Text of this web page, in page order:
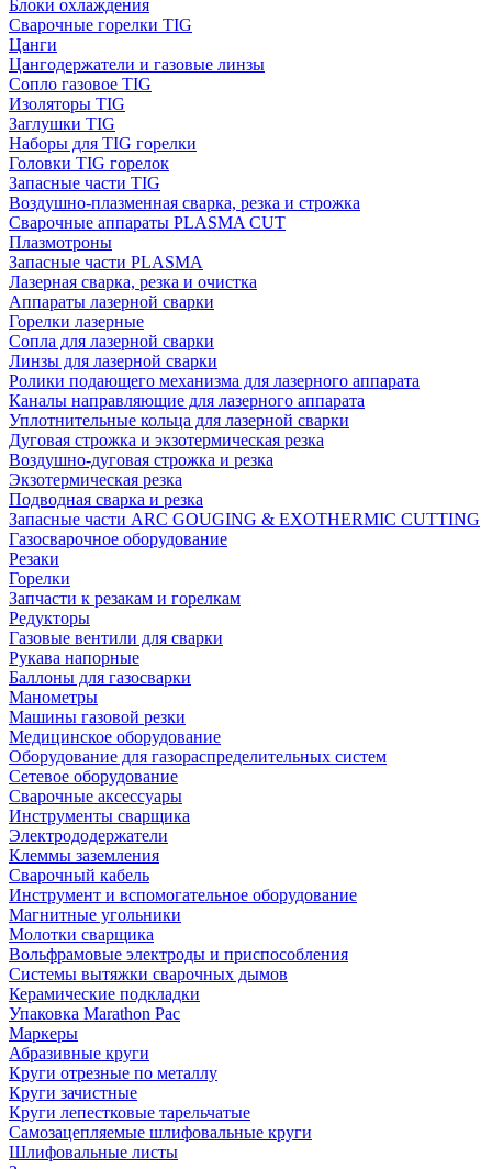
Блоки охлаждения
Сварочные горелки TIG
Цанги
Цангодержатели и газовые линзы
Сопло газовое TIG
Изоляторы TIG
Заглушки TIG
Наборы для TIG горелки
Головки TIG горелок
Запасные части TIG
Воздушно-плазменная сварка, резка и строжка
Сварочные аппараты PLASMA CUT
Плазмотроны
Запасные части PLASMA
Лазерная сварка, резка и очистка
Аппараты лазерной сварки
Горелки лазерные
Сопла для лазерной сварки
Линзы для лазерной сварки
Ролики подающего механизма для лазерного аппарата
Каналы направляющие для лазерного аппарата
Уплотнительные кольца для лазерной сварки
Дуговая строжка и экзотермическая резка
Воздушно-дуговая строжка и резка
Экзотермическая резка
Подводная сварка и резка
Запасные части ARC GOUGING & EXOTHERMIC CUTTING
Газосварочное оборудование
Резаки
Горелки
Запчасти к резакам и горелкам
Редукторы
Газовые вентили для сварки
Рукава напорные
Баллоны для газосварки
Манометры
Машины газовой резки
Медицинское оборудование
Оборудование для газораспределительных систем
Сетевое оборудование
Сварочные аксессуары
Инструменты сварщика
Электрододержатели
Клеммы заземления
Сварочный кабель
Инструмент и вспомогательное оборудование
Магнитные угольники
Молотки сварщика
Вольфрамовые электроды и приспособления
Системы вытяжки сварочных дымов
Керамические подкладки
Упаковка Marathon Pac
Маркеры
Абразивные круги
Круги отрезные по металлу
Круги зачистные
Круги лепестковые тарельчатые
Самозацепляемые шлифовальные круги
Шлифовальные листы